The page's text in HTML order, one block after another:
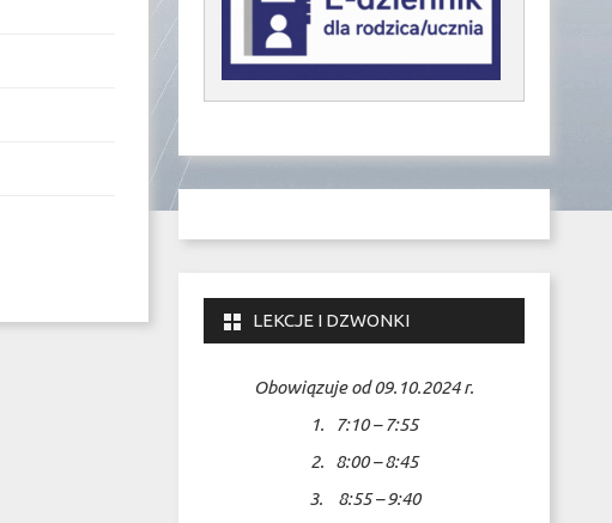
LEKCJE I DZWONKI
Obowiązuje od 09.10.2024 r.
1. 7:10 – 7:55
2. 8:00 – 8:45
3. 8:55 – 9:40